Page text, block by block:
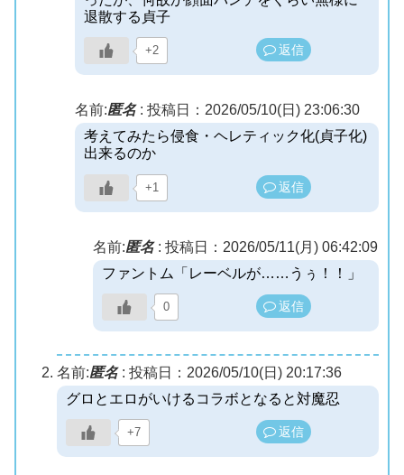
退散する貞子
+2 返信
名前:匿名: 投稿日：2026/05/10(日) 23:06:30
考えてみたら侵食・ヘレティック化(貞子化)
出来るのか
+1 返信
名前:匿名: 投稿日：2026/05/11(月) 06:42:09
ファントム「レーベルが……うぅ！！」
0 返信
名前:匿名: 投稿日：2026/05/10(日) 20:17:36
グロとエロがいけるコラボとなると対魔忍
+7 返信